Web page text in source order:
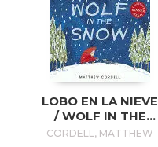
LOBO EN LA NIEVE
/ WOLF IN THE
SNOW
CORDELL, MATTHEW